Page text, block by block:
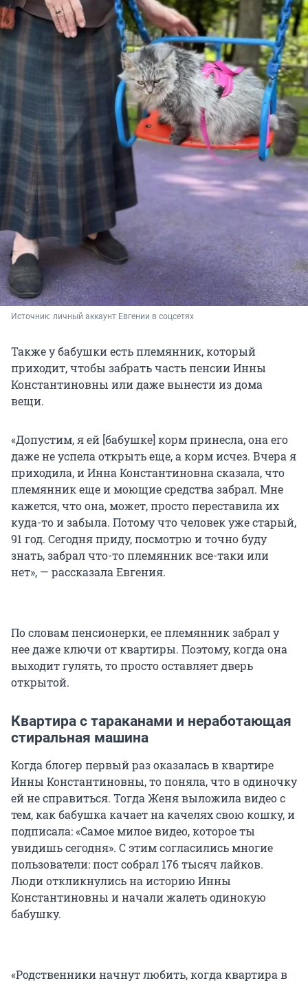
Источник: личный аккаунт Евгении в соцсетях
Также у бабушки есть племянник, который
приходит, чтобы забрать часть пенсии Инны
Константиновны или даже вынести из дома
вещи.
«Допустим, я ей [бабушке] корм принесла, она его
даже не успела открыть еще, а корм исчез. Вчера я
приходила, и Инна Константиновна сказала, что
племянник еще и моющие средства забрал. Мне
кажется, что она, может, просто переставила их
куда-то и забыла. Потому что человек уже старый,
91 год. Сегодня приду, посмотрю и точно буду
знать, забрал что-то племянник все-таки или
нет», — рассказала Евгения.
По словам пенсионерки, ее племянник забрал у
нее даже ключи от квартиры. Поэтому, когда она
выходит гулять, то просто оставляет дверь
открытой.
Квартира с тараканами и неработающая
стиральная машина
Когда блогер первый раз оказалась в квартире
Инны Константиновны, то поняла, что в одиночку
ей не справиться. Тогда Женя выложила видео с
тем, как бабушка качает на качелях свою кошку, и
подписала: «Самое милое видео, которое ты
увидишь сегодня». С этим согласились многие
пользователи: пост собрал 176 тысяч лайков.
Люди откликнулись на историю Инны
Константиновны и начали жалеть одинокую
бабушку.
«Родственники начнут любить, когда квартира в